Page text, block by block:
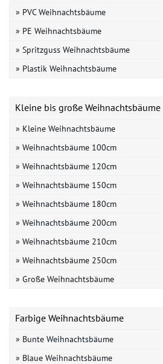
» PVC Weihnachtsbäume
» PE Weihnachtsbäume
» Spritzguss Weihnachtsbäume
» Plastik Weihnachtsbäume
Kleine bis große Weihnachtsbäume
» Kleine Weihnachtsbäume
» Weihnachtsbäume 100cm
» Weihnachtsbäume 120cm
» Weihnachtsbäume 150cm
» Weihnachtsbäume 180cm
» Weihnachtsbäume 200cm
» Weihnachtsbäume 210cm
» Weihnachtsbäume 250cm
» Große Weihnachtsbäume
Farbige Weihnachtsbäume
» Bunte Weihnachtsbäume
» Blaue Weihnachtsbäume